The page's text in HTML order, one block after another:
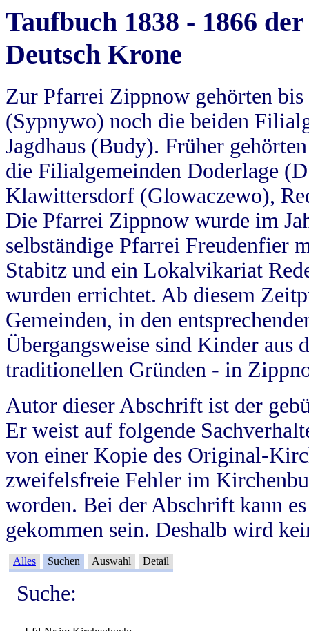
Taufbuch 1838 - 1866
Deutsch Krone
Zur Pfarrei Zippnow gehörten
(Sypnywo) noch die beiden
Jagdhaus (Budy). Früher
die Filialgemeinden Doderlage
Klawittersdorf (Glowaczewo),
Die Pfarrei Zippnow wurde im
selbständige Pfarrei Freudenfier
Stabitz und ein Lokalvikariat
wurden errichtet. Ab diesem
Gemeinden, in den
Übergangsweise sind Kinder aus
traditionellen Gründen - in
Autor dieser Abschrift ist der
Er weist auf folgende
von einer Kopie des Original-
zweifelsfreie Fehler im
worden. Bei der Abschrift kann
gekommen sein. Deshalb wird
Alles Suchen Auswahl Detail
Suche: